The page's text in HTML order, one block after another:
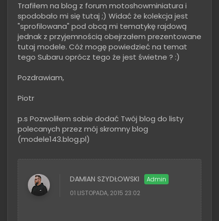
Trafiłem na blog z forum motoshowminiatura i
spodobało mi się tutaj ;) Widać że kolekcja jest
"sprofilowana" pod obcą mi tematykę rajdową
jednak z przyjemnością obejrzałem prezentowane
tutaj modele. Cóż mogę powiedzieć na temat
tego Subaru oprócz tego że jest świetne ? :)
Pozdrawiam,
Piotr
p.s Pozwoliłem sobie dodać Twój blog do listy
polecanych przez mój skromny blog
(modele143.blog.pl)
DAMIAN SZYDŁOWSKI
01 LISTOPADA, 2015 23:02